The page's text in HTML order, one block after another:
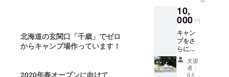
北海道の玄関口「千歳」でゼロ
からキャンプ場作っています！
2020年春オープンに向けて、
「テー
マ：北
未来と
キャン
プ」議
事録を
メール
意くだ
さい）
2）応援
してく
ださっ
たあな
たに、
藤本が
心を込
美がサ
ミット
中、あ
なたを
とにか
く褒め
ます。
あなた
はとて
10,
000 円
キャン
プをさ
らに楽
しく!あ
りきた
りな
支援
者：
0人